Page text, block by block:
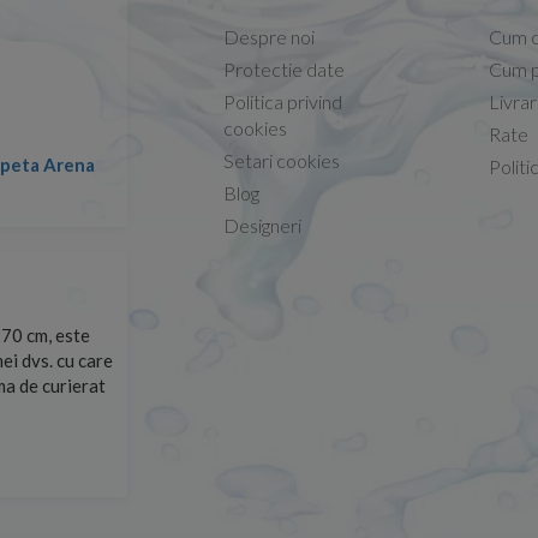
Arena
Conform descrierii!
13.02.2026
cm, este
dvs. cu care
de curierat
Despre noi
Protectie date
Politica privind
cookies
Setari cookies
Blog
Designeri
Cum
Cum
Rate